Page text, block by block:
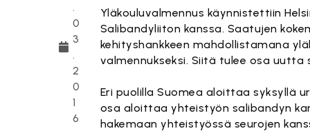
.
0
3
.
2
0
1
6
Yläkouluvalmennus käynnistettiin
Salibandyliiton kanssa. Saatujen
kehityshankkeen mahdollistamana
valmennukseksi. Siitä tulee osa uutta
Eri puolilla Suomea aloittaa syksyllä
osa aloittaa yhteistyön salibandyn
hakemaan yhteistyössä seurojen